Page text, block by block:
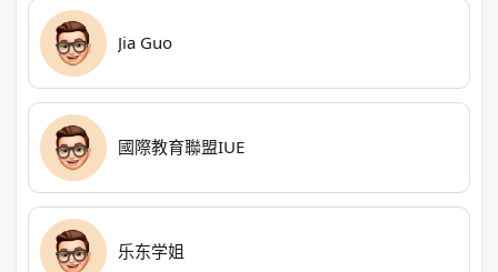
Jia Guo
國際教育聯盟IUE
乐东学姐